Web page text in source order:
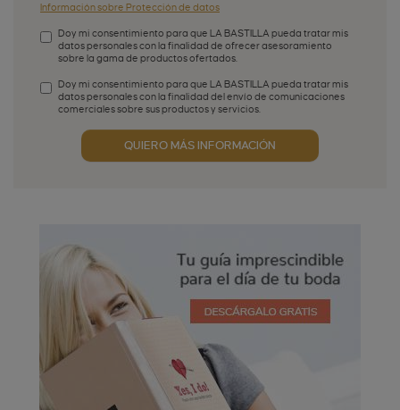
Información sobre Protección de datos
Doy mi consentimiento para que LA BASTILLA pueda tratar mis
datos personales con la finalidad de ofrecer asesoramiento
sobre la gama de productos ofertados.
Aceptación de condiciones*
Doy mi consentimiento para que LA BASTILLA pueda tratar mis
datos personales con la finalidad del envío de comunicaciones
comerciales sobre sus productos y servicios.
Aceptación publicidad
QUIERO MÁS INFORMACIÓN